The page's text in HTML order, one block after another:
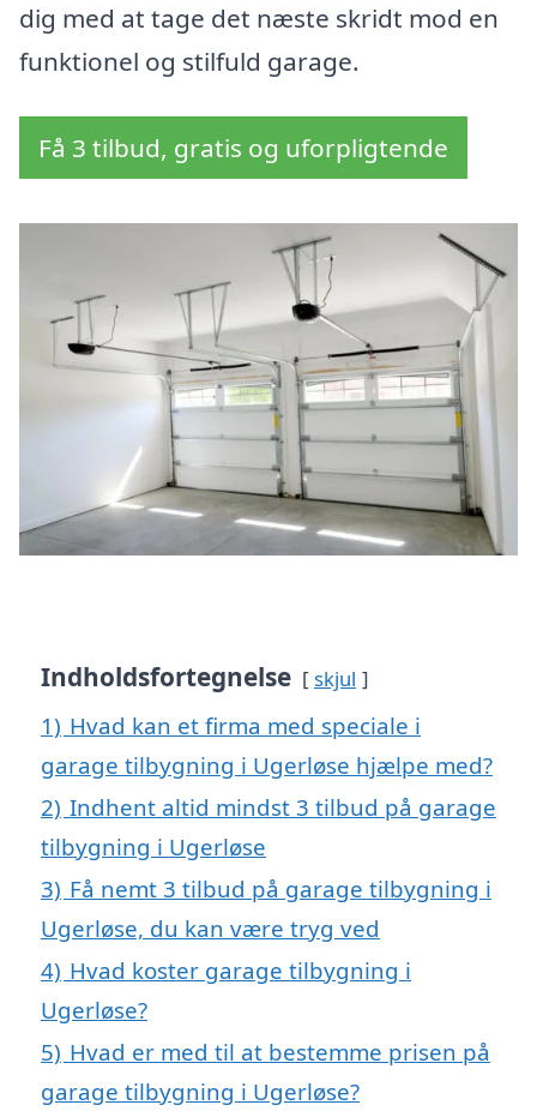
dig med at tage det næste skridt mod en
funktionel og stilfuld garage.
Få 3 tilbud, gratis og uforpligtende
Indholdsfortegnelse skjul
1) Hvad kan et firma med speciale i
garage tilbygning i Ugerløse hjælpe med?
2) Indhent altid mindst 3 tilbud på garage
tilbygning i Ugerløse
3) Få nemt 3 tilbud på garage tilbygning i
Ugerløse, du kan være tryg ved
4) Hvad koster garage tilbygning i
Ugerløse?
5) Hvad er med til at bestemme prisen på
garage tilbygning i Ugerløse?